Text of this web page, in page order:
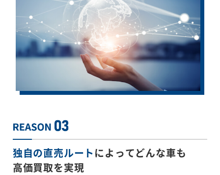
独自の直売ルートによってどんな車も
高価買取を実現